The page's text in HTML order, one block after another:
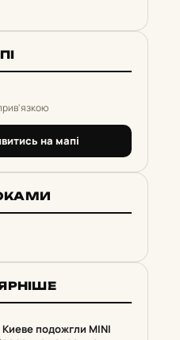
на мапі
Киеве подожгли MINI